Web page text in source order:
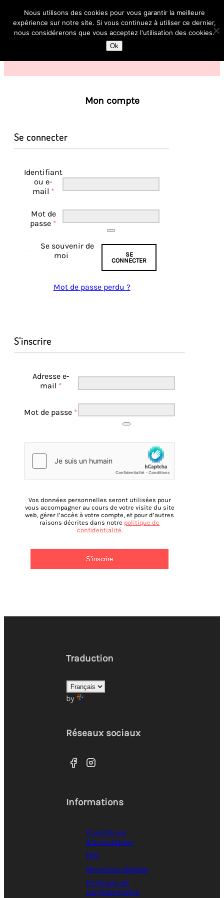
Mon compte
Se connecter
Identifiant
ou e-
mail *
Mot de
passe *
Se souvenir de
moi
SE
CONNECTER
Mot de passe perdu ?
S’inscrire
Adresse e-
mail *
Mot de passe *
Vos données personnelles seront utilisées pour
vous accompagner au cours de votre visite du site
web, gérer l’accès à votre compte, et pour d’autres
raisons décrites dans notre politique de
confidentialité.
S’inscrire
Traduction
by
Réseaux sociaux
Informations
Conditions
d’annulation
FAQ
Mentions légales
Politique de
confidentialité
Nous utilisons des cookies pour vous garantir la meilleure
expérience sur notre site. Si vous continuez à utiliser ce dernier,
nous considérerons que vous acceptez l'utilisation des cookies.
Ok